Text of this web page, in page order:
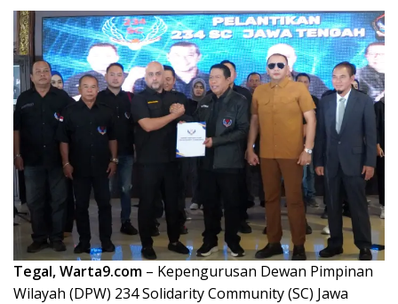
Tegal, Warta9.com – Kepengurusan Dewan Pimpinan
Wilayah (DPW) 234 Solidarity Community (SC) Jawa